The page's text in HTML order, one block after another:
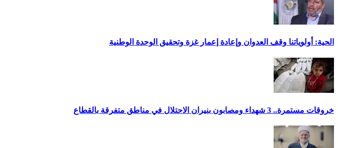
الحية: أولوياتنا وقف العدوان وإعادة إعمار غزة وتحقيق الوحدة الوطنية
خروقات مستمرة.. 3 شهداء ومصابون بنيران الاحتلال في مناطق متفرقة بالقطاع